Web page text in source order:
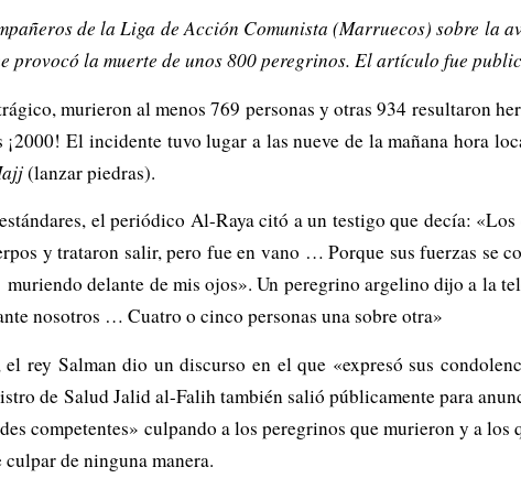
de la Liga de Acción Comunista (Marruecos) sobre la
provocó la muerte de unos 800 peregrinos. El artículo fue
murieron al menos 769 personas y otras 934 resultaron
El incidente tuvo lugar a las nueve de la mañana hora
(lanzar piedras).
el periódico Al-Raya citó a un testigo que decía:
y trataron salir, pero fue en vano … Porque sus fuerzas se
delante de mis ojos». Un peregrino argelino dijo a la
nosotros … Cuatro o cinco personas una sobre otra»
rey Salman dio un discurso en el que «expresó sus
de Salud Jalid al-Falih también salió públicamente para
competentes» culpando a los peregrinos que murieron y a
de ninguna manera.